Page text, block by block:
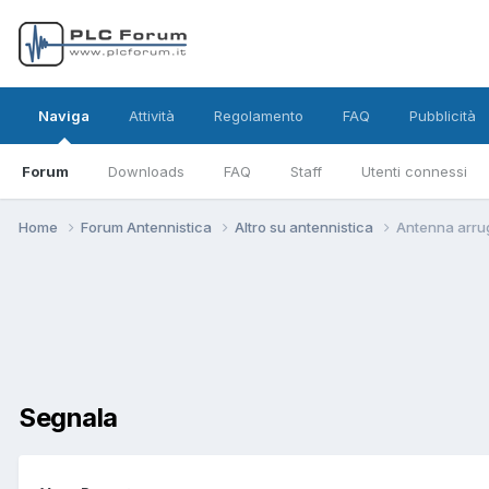
Naviga
Forum Downloads FAQ Staff Utenti connessi
Attività Regolamento FAQ Pubblicità
Home Forum Antennistica Altro su antennistica Antenna
Segnala